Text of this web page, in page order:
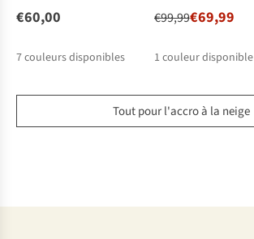
€60,00
7couleurs disponibles
€99,99€69,99
1 couleur disponible
Tout pour l'accro à la neige